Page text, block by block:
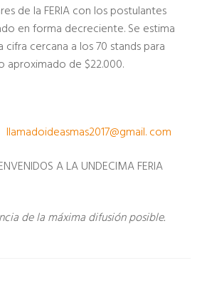
de la FERIA con los postulantes
en forma decreciente. Se estima
cifra cercana a los 70 stands para
aproximado de $22.000.
llamadoideasmas2017@gmail. com
A LA UNDECIMA FERIA
de la máxima difusión posible.